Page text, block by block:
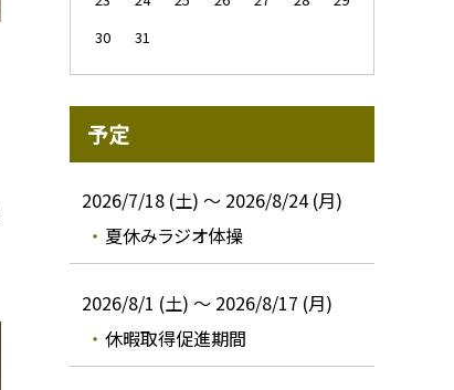
30
31
予定
2026/7/18 (土) ～ 2026/8/24 (月)
夏休みラジオ体操
2026/8/1 (土) ～ 2026/8/17 (月)
休暇取得促進期間